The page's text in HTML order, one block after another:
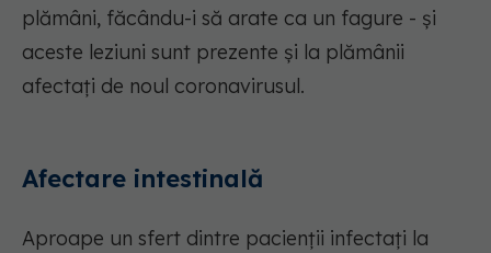
plămâni, făcându-i să arate ca un fagure - și
aceste leziuni sunt prezente și la plămânii
afectați de noul coronavirusul.
Afectare intestinală
Aproape un sfert dintre pacienții infectați la